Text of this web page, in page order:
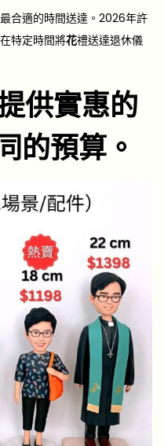
合適的時間送達。2026年許
特定時間將花禮送達退休儀
供實惠的
的預算。